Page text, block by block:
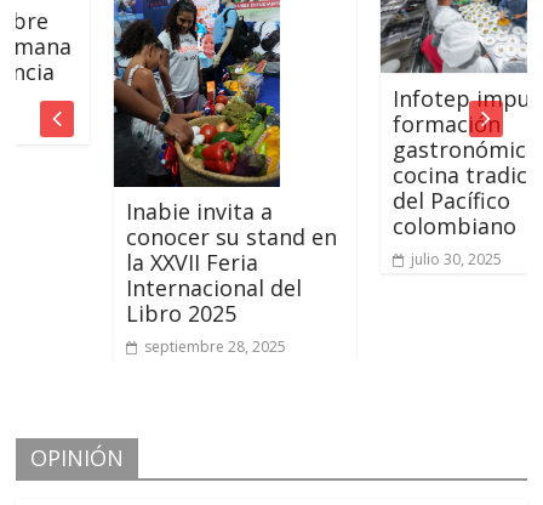
Inabie invita a
conocer su stand en
la XXVII Feria
Internacional del
Libro 2025
septiembre 28, 2025
Infotep impulsa
formación
gastronómica con
cocina tradicional
del Pacífico
colombiano
julio 30, 2025
OPINIÓN